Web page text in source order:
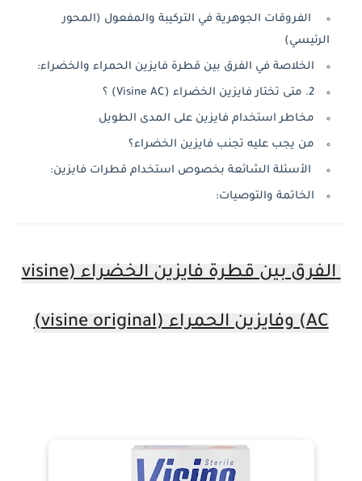
الفروقات الجوهرية في التركيبة والمفعول (المحور
الخلاصة في الفرق بين قطرة فايزين الحمراء والخضراء:
مخاطر استخدام فايزين على المدى الطويل
من يجب عليه تجنب فايزين الخضراء؟
الأسئلة الشائعة بخصوص استخدام قطرات فايزين:
الخاتمة والتوصيات:
الفرق بين قطرة فايزين الخضراء (visine